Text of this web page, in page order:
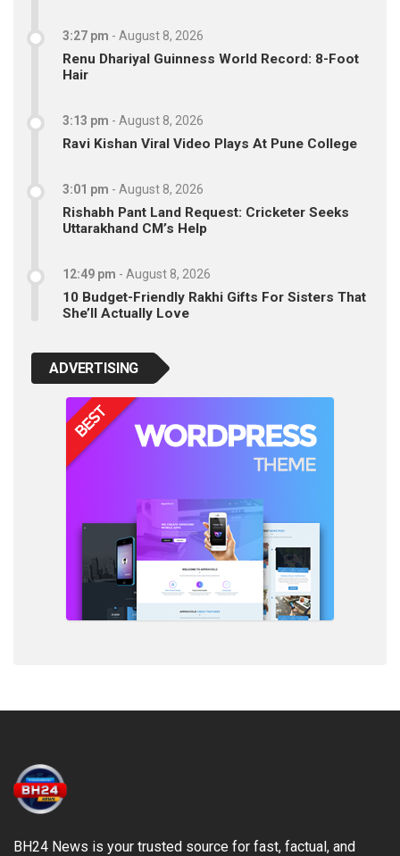
3:27 pm - August 8, 2026
Renu Dhariyal Guinness World Record: 8-Foot
Hair
3:13 pm - August 8, 2026
Ravi Kishan Viral Video Plays At Pune College
3:01 pm - August 8, 2026
Rishabh Pant Land Request: Cricketer Seeks
Uttarakhand CM’s Help
12:49 pm - August 8, 2026
10 Budget-Friendly Rakhi Gifts For Sisters That
She’ll Actually Love
ADVERTISING
BH24 News is your trusted source for fast, factual, and